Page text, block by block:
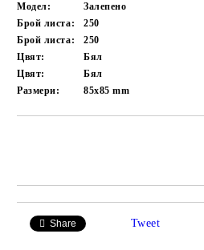
Модел:
Залепено
Брой листа:
250
Брой листа:
250
Цвят:
Бял
Цвят:
Бял
Размери:
85x85 mm
Share Tweet